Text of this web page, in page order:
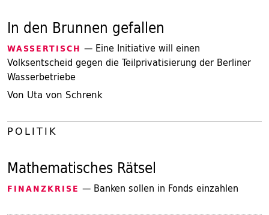
In den Brunnen gefallen
WASSERTISCH — Eine Initiative will einen
Volksentscheid gegen die Teilprivatisierung der Berliner
Wasserbetriebe
Von Uta von Schrenk
POLITIK
Mathematisches Rätsel
FINANZKRISE — Banken sollen in Fonds einzahlen